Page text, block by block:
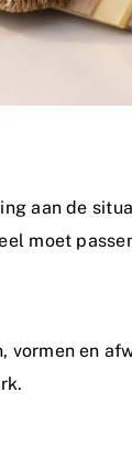
aan de
moet
en